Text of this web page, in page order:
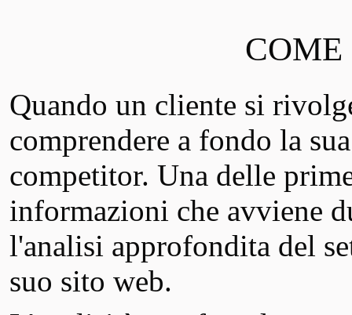
COME
Quando un cliente si
comprendere a fondo la
competitor. Una delle
informazioni che avviene
l'analisi approfondita del
suo sito web.